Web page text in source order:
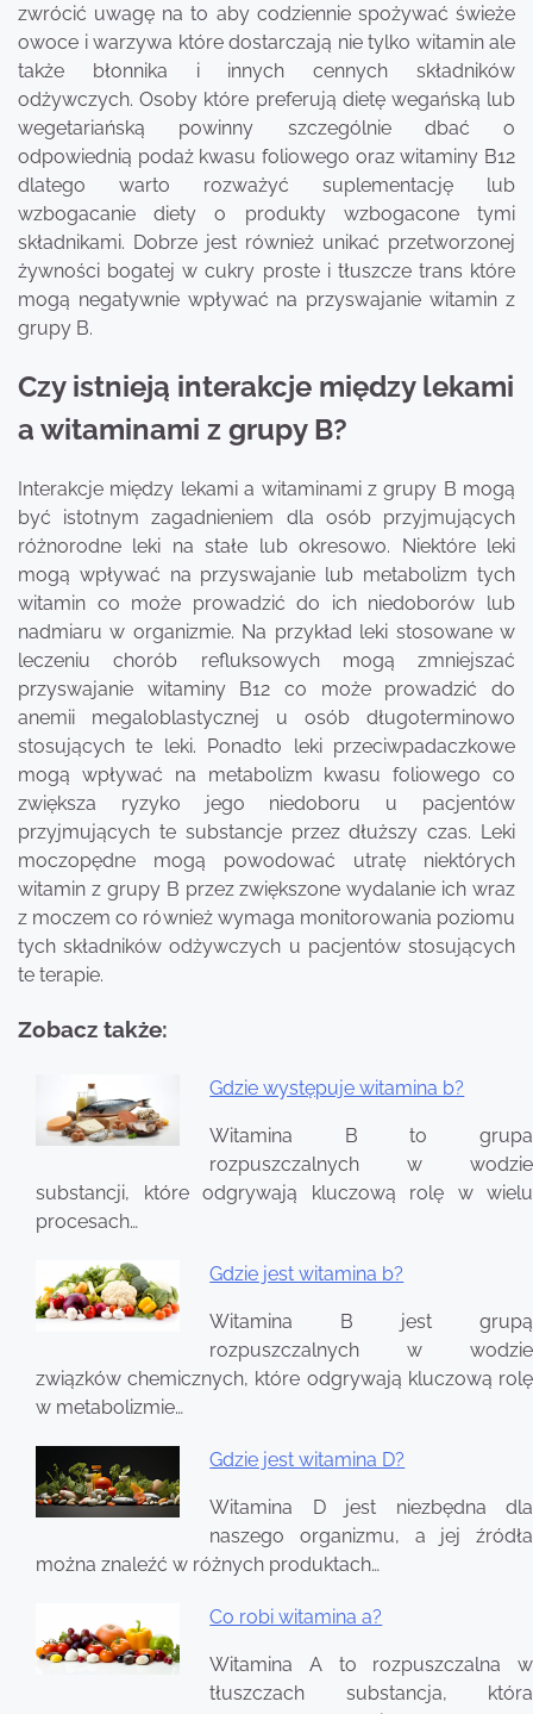
zwrócić uwagę na to aby codziennie spożywać świeże
owoce i warzywa które dostarczają nie tylko witamin ale
także błonnika i innych cennych składników
odżywczych. Osoby które preferują dietę wegańską lub
wegetariańską powinny szczególnie dbać o
odpowiednią podaż kwasu foliowego oraz witaminy B12
dlatego warto rozważyć suplementację lub
wzbogacanie diety o produkty wzbogacone tymi
składnikami. Dobrze jest również unikać przetworzonej
żywności bogatej w cukry proste i tłuszcze trans które
mogą negatywnie wpływać na przyswajanie witamin z
grupy B.
Czy istnieją interakcje między lekami
a witaminami z grupy B?
Interakcje między lekami a witaminami z grupy B mogą
być istotnym zagadnieniem dla osób przyjmujących
różnorodne leki na stałe lub okresowo. Niektóre leki
mogą wpływać na przyswajanie lub metabolizm tych
witamin co może prowadzić do ich niedoborów lub
nadmiaru w organizmie. Na przykład leki stosowane w
leczeniu chorób refluksowych mogą zmniejszać
przyswajanie witaminy B12 co może prowadzić do
anemii megaloblastycznej u osób długoterminowo
stosujących te leki. Ponadto leki przeciwpadaczkowe
mogą wpływać na metabolizm kwasu foliowego co
zwiększa ryzyko jego niedoboru u pacjentów
przyjmujących te substancje przez dłuższy czas. Leki
moczopędne mogą powodować utratę niektórych
witamin z grupy B przez zwiększone wydalanie ich wraz
z moczem co również wymaga monitorowania poziomu
tych składników odżywczych u pacjentów stosujących
te terapie.
Zobacz także:
Gdzie występuje witamina b?
Witamina B to grupa
rozpuszczalnych w wodzie
substancji, które odgrywają kluczową rolę w wielu
procesach…
Gdzie jest witamina b?
Witamina B jest grupą
rozpuszczalnych w wodzie
związków chemicznych, które odgrywają kluczową rolę
w metabolizmie…
Gdzie jest witamina D?
Witamina D jest niezbędna dla
naszego organizmu, a jej źródła
można znaleźć w różnych produktach…
Co robi witamina a?
Witamina A to rozpuszczalna w
tłuszczach substancja, która
Nawigacja